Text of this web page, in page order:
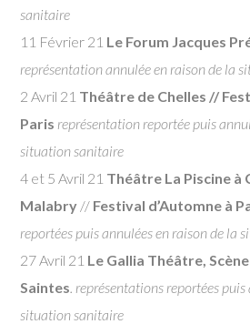
sanitaire
11 Février 21 Le Forum Jacques
représentation annulée en raison de la
2 Avril 21 Théâtre de Chelles //
Paris représentation reportée puis
situation sanitaire
4 et 5 Avril 21 Théâtre La Piscine à
Malabry // Festival d’Automne à
reportées puis annulées en raison de la
27 Avril 21 Le Gallia Théâtre,
Saintes. représentations reportées
situation sanitaire